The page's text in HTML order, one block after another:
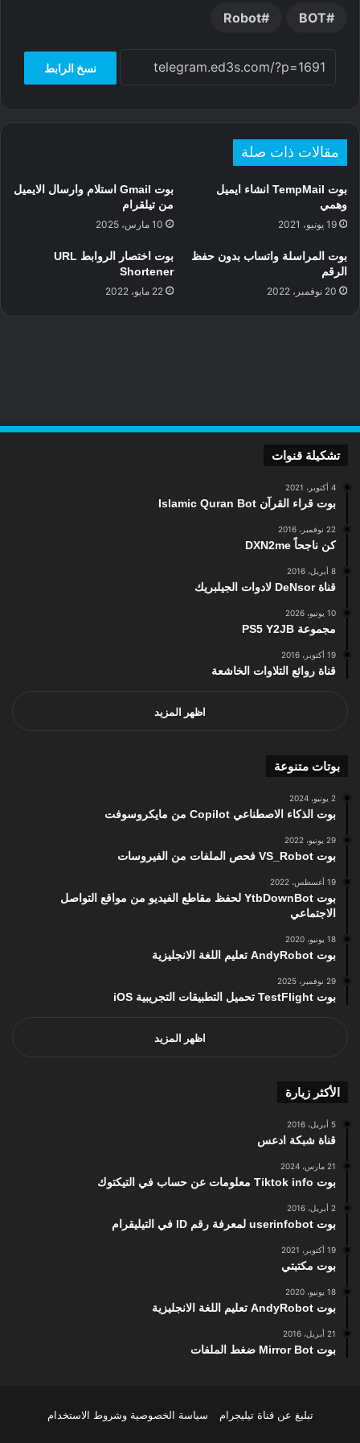
BOT
Robot
نسخ الرابط
مقالات ذات صلة
بوت TempMail انشاء ايميل
وهمي
19 يونيو، 2021
بوت Gmail استلام وارسال الايميل
من تيلقرام
10 مارس، 2025
بوت المراسلة واتساب بدون حفظ
الرقم
20 نوفمبر، 2022
بوت اختصار الروابط URL
Shortener
22 مايو، 2022
تشكيلة قنوات
4 أكتوبر، 2021
بوت قراء القرآن Islamic Quran Bot
22 نوفمبر، 2016
كن ناجحاً DXN2me
8 أبريل، 2016
قناة DeNsor لادوات الجيلبريك
10 يونيو، 2026
مجموعة PS5 Y2JB
19 أكتوبر، 2016
قناة روائع التلاوات الخاشعة
اظهر المزيد
بوتات متنوعة
2 يونيو، 2024
بوت الذكاء الاصطناعي Copilot من مايكروسوفت
29 يونيو، 2022
بوت VS_Robot فحص الملفات من الفيروسات
19 أغسطس، 2022
بوت YtbDownBot لحفظ مقاطع الفيديو من مواقع التواصل
الاجتماعي
18 يونيو، 2020
بوت AndyRobot تعليم اللغة الانجليزية
29 نوفمبر، 2025
بوت TestFlight تحميل التطبيقات التجريبية iOS
اظهر المزيد
الأكثر زيارة
5 أبريل، 2016
قناة شبكة ادعس
21 مارس، 2024
بوت Tiktok info معلومات عن حساب في التيكتوك
2 أبريل، 2016
بوت userinfobot لمعرفة رقم ID في التيليقرام
19 أكتوبر، 2021
بوت مكتبتي
18 يونيو، 2020
بوت AndyRobot تعليم اللغة الانجليزية
21 أبريل، 2016
بوت Mirror Bot ضغط الملفات
تبليغ عن قناة تيليجرام سياسة الخصوصية وشروط الاستخدام